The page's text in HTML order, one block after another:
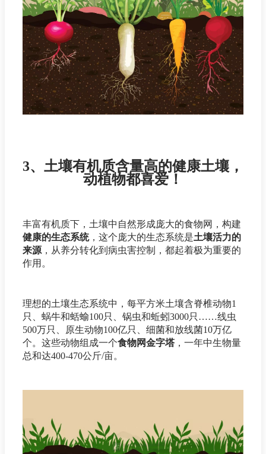
3、土壤有机质含量高的健康土壤，
动植物都喜爱！
丰富有机质下，土壤中自然形成庞大的食物网，构建
健康的生态系统，这个庞大的生态系统是土壤活力的
来源 ，从养分转化到病虫害控制，都起着极为重要的
作用。
理想的土壤生态系统中，每平方米土壤含脊椎动物1
只、蜗牛和蛞蝓100只、锅虫和蚯蚓3000只……线虫
500万只、原生动物100亿只、细菌和放线菌10万亿
个。这些动物组成一个食物网金字塔，一年中生物量
总和达400-470公斤/亩。